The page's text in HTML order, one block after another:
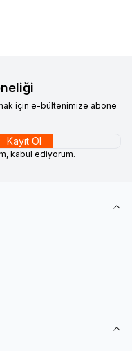
için e-bültenimize abone
Kayıt Ol
kabul ediyorum.